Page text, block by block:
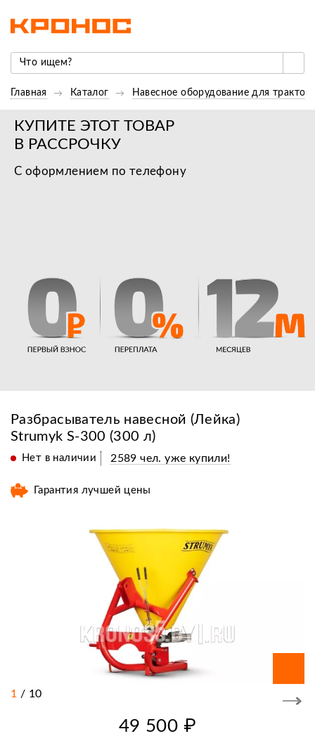
Главная Каталог Навесное оборудование для
КУПИТЕ ЭТОТ ТОВАР
В РАССРОЧКУ
С оформлением по телефону
Разбрасыватель навесной (Лейка)
Strumyk S-300 (300 л)
Нет в наличии 2589 чел. уже купили!
Гарантия лучшей цены
1 / 10
49 500 ₽